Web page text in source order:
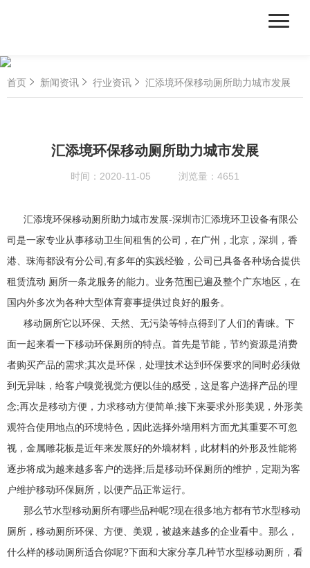
首页 新闻资讯 行业资讯 汇添境环保移动厕所助力城市发展
汇添境环保移动厕所助力城市发展
时间： 2020-11-05 浏览量： 4651
汇添境环保移动厕所助力城市发展-深圳市汇添境环卫设备有限公
司是一家专业从事移动卫生间租售的公司，在广州，北京，深圳，香
港、珠海都设有分公司,有多年的实践经验，公司已具备各种场合提供
租赁流动 厕所一条龙服务的能力。业务范围已遍及整个广东地区，在
国内外多次为各种大型体育赛事提供过良好的服务。
移动厕所它以环保、天然、无污染等特点得到了人们的青睐。下
面一起来看一下移动环保厕所的特点。首先是节能，节约资源是消费
者购买产品的需求;其次是环保，处理技术达到环保要求的同时必须做
到无异味，给客户嗅觉视觉方便以佳的感受，这是客户选择产品的理
念;再次是移动方便，力求移动方便简单;接下来要求外形美观，外形美
观符合使用地点的环境特色，因此选择外墙用料方面尤其重要不可忽
视，金属雕花板是近年来发展好的外墙材料，此材料的外形及性能将
逐步将成为越来越多客户的选择;后是移动环保厕所的维护，定期为客
户维护移动环保厕所，以便产品正常运行。
那么节水型移动厕所有哪些品种呢?现在很多地方都有节水型移动
厕所，移动厕所环保、方便、美观，被越来越多的企业看中。那么，
什么样的移动厕所适合你呢?下面和大家分享几种节水型移动厕所，看